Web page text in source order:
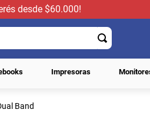
desde $60.000!
Impresoras
Band